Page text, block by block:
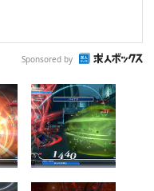
Sponsored by